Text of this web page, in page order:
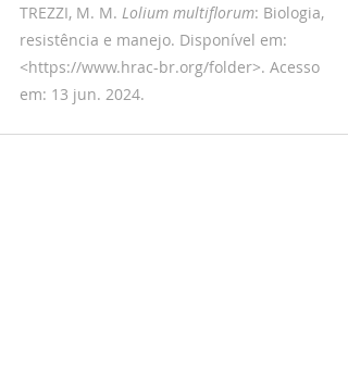
TREZZI, M. M. Lolium multiflorum: Biologia,
resistência e manejo. Disponível em:
<https://www.hrac-br.org/folder>. Acesso
em: 13 jun. 2024.